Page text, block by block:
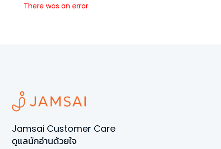
There was an error
Jamsai Customer Care
ดูแลนักอ่านด้วยใจ